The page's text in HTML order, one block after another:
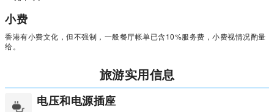
小费
香港有小费文化，但不强制，一般餐厅帐单已含10%服务费，小费视情况酌量
给。
旅游实用信息
电压和电源插座